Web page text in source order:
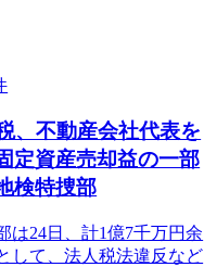
、不動産会社代表を
資産売却益の一部
検特捜部
は24日、計1億7千万円余
して、法人税法違反など